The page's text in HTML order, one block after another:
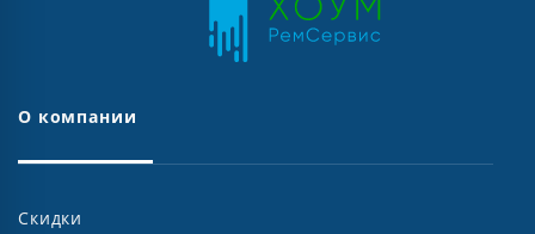
О компании
Скидки